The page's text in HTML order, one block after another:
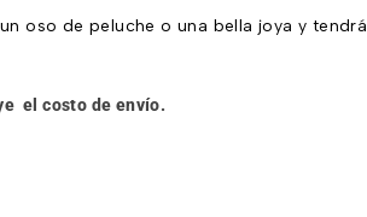
oso de peluche o una bella joya y
el costo de envío.